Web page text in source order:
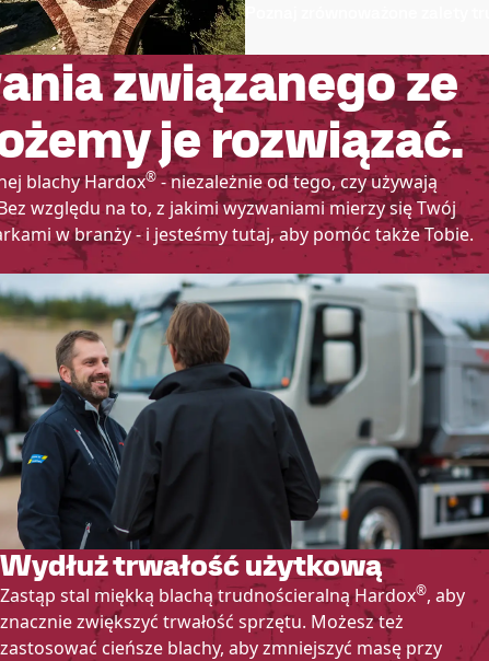
związanego ze
je rozwiązać.
blachy Hardox®- niezależnie od tego, czy używają
względu na to, z jakimi wyzwaniami mierzy się Twój
w branży - i jesteśmy tutaj, aby pomóc także Tobie.
Wydłuż trwałość użytkową
Zastąp stal miękką blachą trudnościeralną Hardox®, aby
znacznie zwiększyć trwałość sprzętu. Możesz też
zastosować cieńsze blachy, aby zmniejszyć masę przy